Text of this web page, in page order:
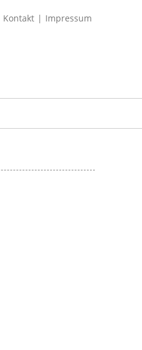
Kontakt Impressum